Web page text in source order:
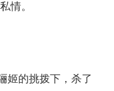
情。
姬的挑拨下，杀了